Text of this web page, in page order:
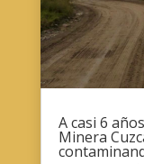
A casi 6
Minera